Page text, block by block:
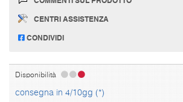
CENTRI ASSISTENZA
CONDIVIDI
Disponibilità
consegna in 4/10gg (*)